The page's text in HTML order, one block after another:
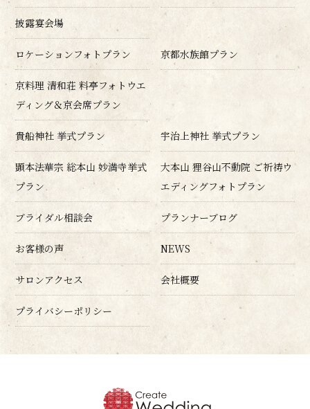
披露宴会場
ロケーションフォトプラン 京都水族館プラン
京料理 清和荘 料亭フォトウエ
ディング＆京会席プラン
貴船神社 挙式プラン 宇治上神社 挙式プラン
顕本法華宗 総本山 妙満寺挙式
プラン
大本山 狸谷山不動院 ご祈祷ウ
エディングフォトプラン
ブライダル相談会 プランナーブログ
お客様の声 NEWS
サロンアクセス 会社概要
プライバシーポリシー